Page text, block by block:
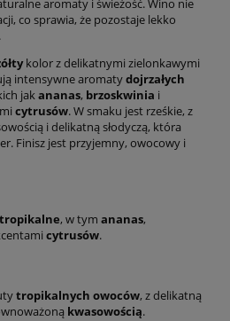
aromaty i świeżość. Wino nie
co sprawia, że pozostaje lekko
kolor z delikatnymi zielonkawymi
intensywne aromatydojrzałych
jakananas, brzoskwinia i
cytrusów. W smaku jest rześkie, z
i delikatną słodyczą, która
Finisz jest przyjemny, owocowy i
tropikalne, w tym ananas,
cytrusów.
tropikalnych owoców, z delikatną
kwasowością.